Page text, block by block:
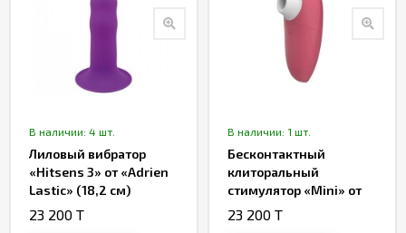
В наличии: 4 шт.
Лиловый вибратор
«Hitsens 3» от «Adrien
Lastic» (18,2 см)
23 200 T
В наличии: 1 шт.
Бесконтактный
клиторальный
стимулятор «Mini» от
«Womanizer»
23 200 T